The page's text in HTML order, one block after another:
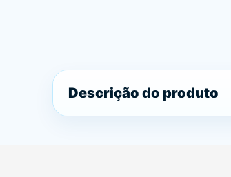
Descrição do produto